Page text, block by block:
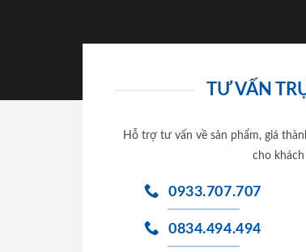
TƯ VẤN
Hỗ trợ tư vấn về sản phẩm, giá
cho
0933.707.707
0834.494.494